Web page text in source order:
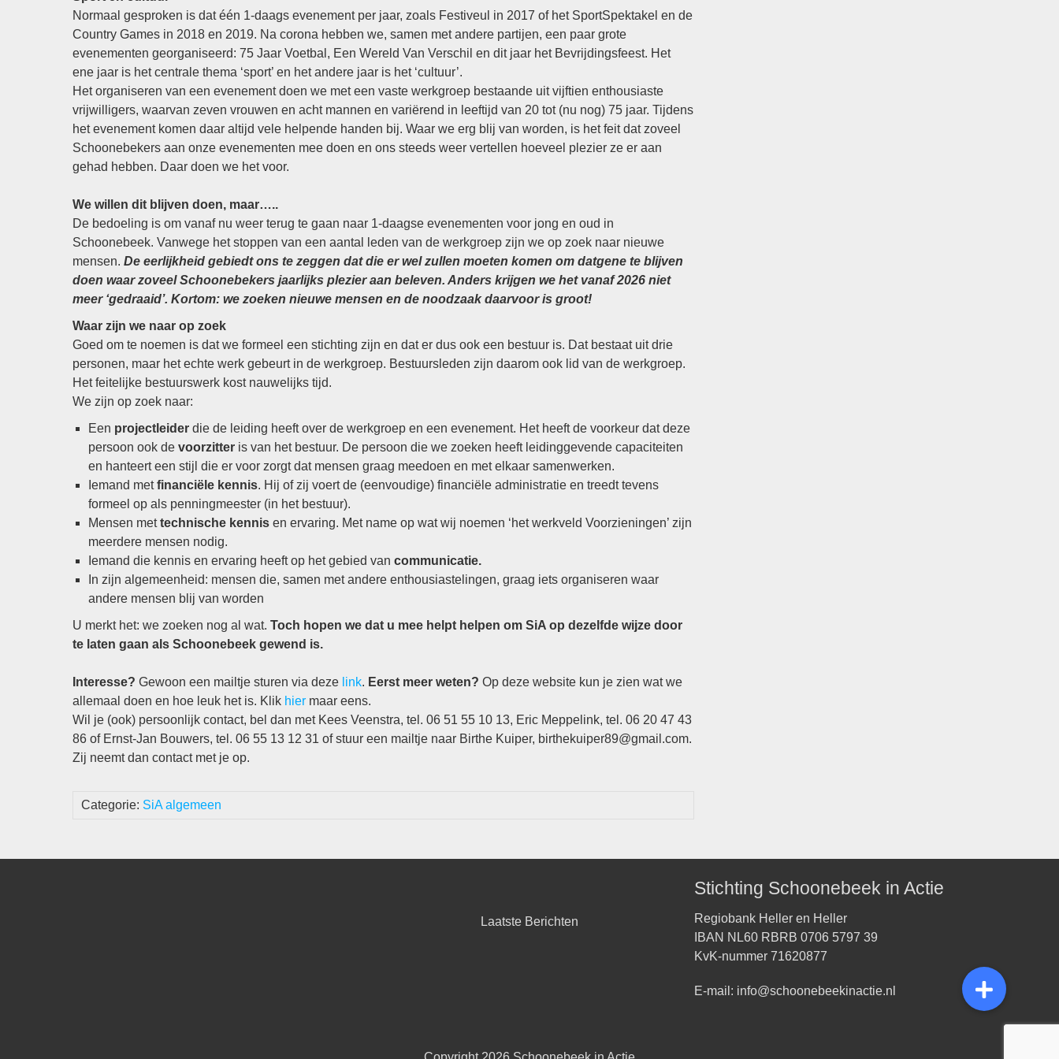
Normaal gesproken is dat één 1-daags evenement per jaar, zoals Festiveul in 2017 of het SportSpektakel en de
Country Games in 2018 en 2019. Na corona hebben we, samen met andere partijen, een paar grote
evenementen georganiseerd: 75 Jaar Voetbal, Een Wereld Van Verschil en dit jaar het Bevrijdingsfeest. Het
ene jaar is het centrale thema ‘sport’ en het andere jaar is het ‘cultuur’.
Het organiseren van een evenement doen we met een vaste werkgroep bestaande uit vijftien enthousiaste
vrijwilligers, waarvan zeven vrouwen en acht mannen en variërend in leeftijd van 20 tot (nu nog) 75 jaar. Tijdens
het evenement komen daar altijd vele helpende handen bij. Waar we erg blij van worden, is het feit dat zoveel
Schoonebekers aan onze evenementen mee doen en ons steeds weer vertellen hoeveel plezier ze er aan
gehad hebben. Daar doen we het voor.
We willen dit blijven doen, maar…..
De bedoeling is om vanaf nu weer terug te gaan naar 1-daagse evenementen voor jong en oud in
Schoonebeek. Vanwege het stoppen van een aantal leden van de werkgroep zijn we op zoek naar nieuwe
mensen. De eerlijkheid gebiedt ons te zeggen dat die er wel zullen moeten komen om datgene te blijven
doen waar zoveel Schoonebekers jaarlijks plezier aan beleven. Anders krijgen we het vanaf 2026 niet
meer ‘gedraaid’. Kortom: we zoeken nieuwe mensen en de noodzaak daarvoor is groot!
Waar zijn we naar op zoek
Goed om te noemen is dat we formeel een stichting zijn en dat er dus ook een bestuur is. Dat bestaat uit drie
personen, maar het echte werk gebeurt in de werkgroep. Bestuursleden zijn daarom ook lid van de werkgroep.
Het feitelijke bestuurswerk kost nauwelijks tijd.
We zijn op zoek naar:
Een projectleider die de leiding heeft over de werkgroep en een evenement. Het heeft de voorkeur dat deze
persoon ook de voorzitter is van het bestuur. De persoon die we zoeken heeft leidinggevende capaciteiten
en hanteert een stijl die er voor zorgt dat mensen graag meedoen en met elkaar samenwerken.
Iemand metfinanciële kennis. Hij of zij voert de (eenvoudige) financiële administratie en treedt tevens
formeel op als penningmeester (in het bestuur).
Mensen mettechnische kennis en ervaring. Met name op wat wij noemen ‘het werkveld Voorzieningen’ zijn
meerdere mensen nodig.
Iemand die kennis en ervaring heeft op het gebied van communicatie.
In zijn algemeenheid: mensen die, samen met andere enthousiastelingen, graag iets organiseren waar
andere mensen blij van worden
U merkt het: we zoeken nog al wat. Toch hopen we dat u mee helpt helpen om SiA op dezelfde wijze door
te laten gaan als Schoonebeek gewend is.
Interesse? Gewoon een mailtje sturen via deze link. Eerst meer weten? Op deze website kun je zien wat we
allemaal doen en hoe leuk het is. Klik hier maar eens.
Wil je (ook) persoonlijk contact, bel dan met Kees Veenstra, tel. 06 51 55 10 13, Eric Meppelink, tel. 06 20 47 43
86 of Ernst-Jan Bouwers, tel. 06 55 13 12 31 of stuur een mailtje naar Birthe Kuiper, birthekuiper89@gmail.com.
Zij neemt dan contact met je op.
Categorie: SiA algemeen
Laatste Berichten
Stichting Schoonebeek in Actie
Regiobank Heller en Heller
IBAN NL60 RBRB 0706 5797 39
KvK-nummer 71620877
E-mail: info@schoonebeekinactie.nl